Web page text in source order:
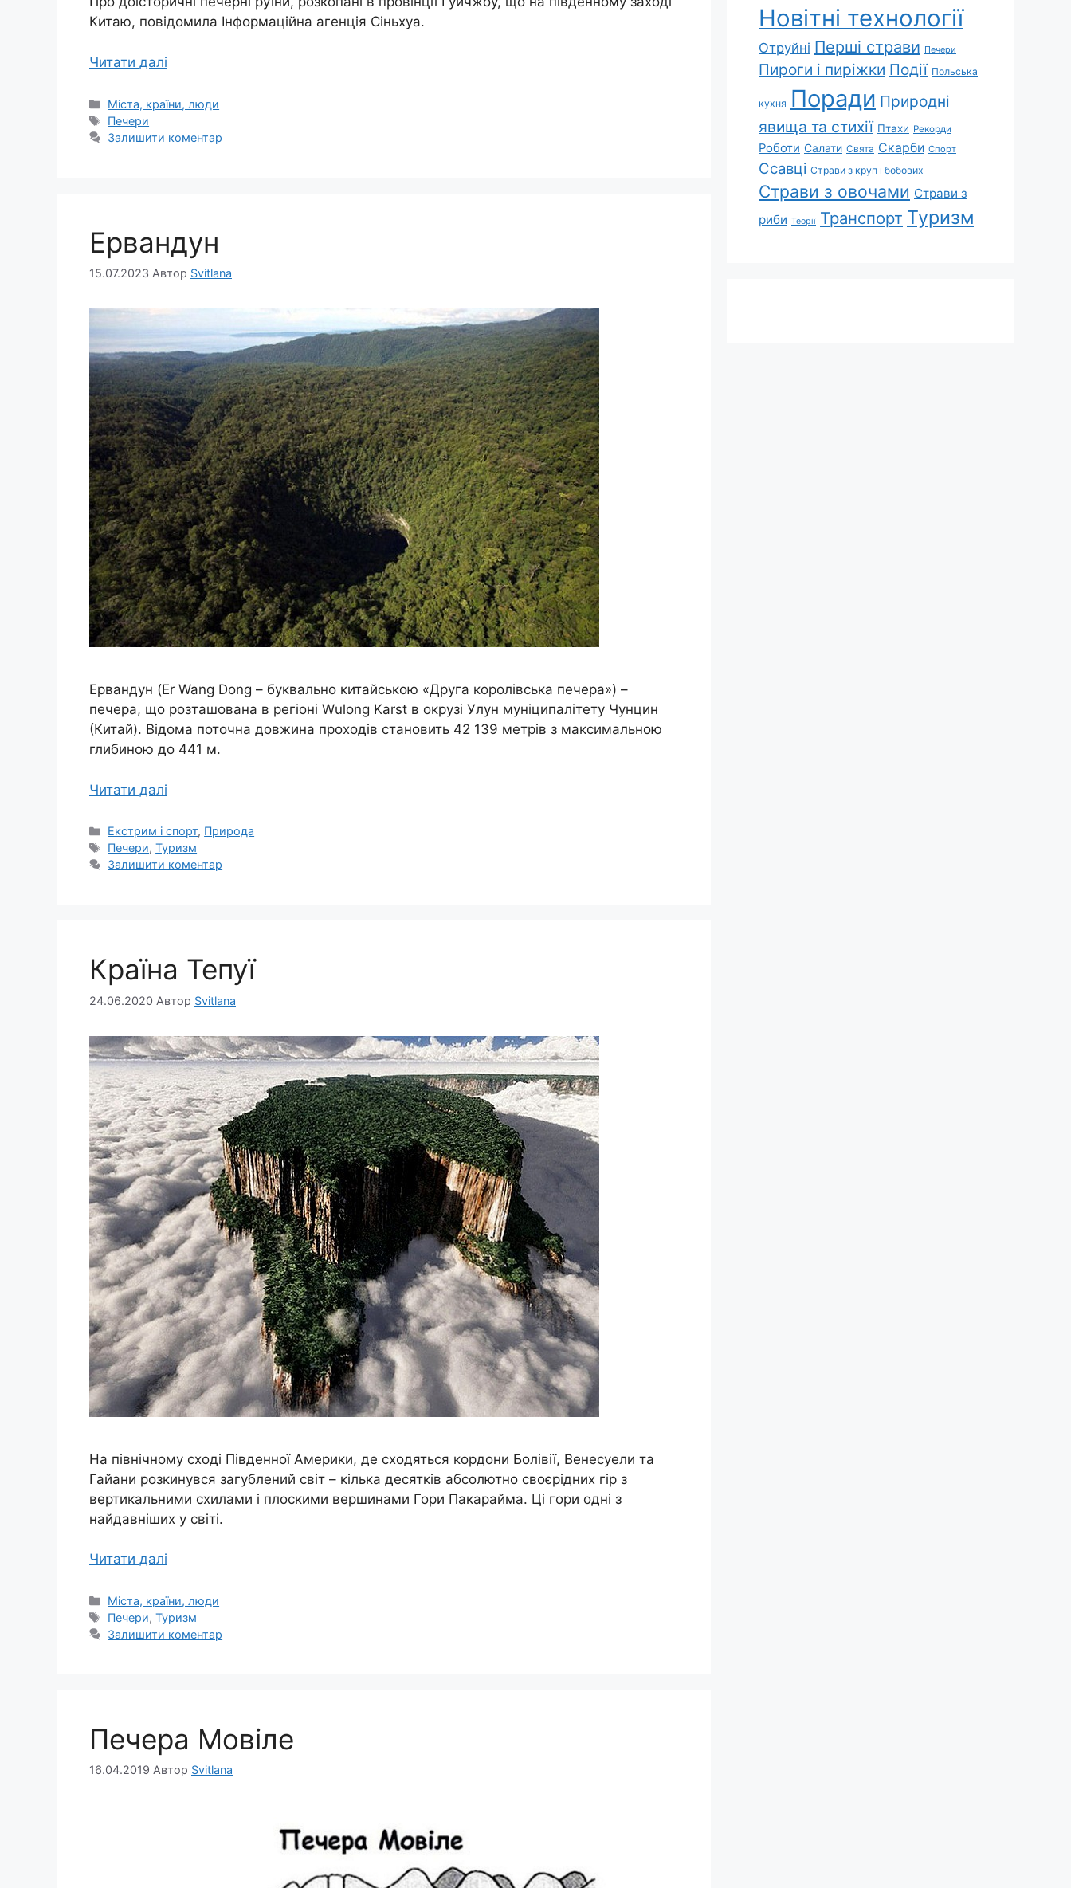
Китаю, повідомила Інформаційна агенція Сіньхуа.
Читати далі
Категорії
Міста, країни, люди
Позначки
Печери
Залишити коментар
Ервандун
15.07.2023 Автор Svitlana
Ервандун (Er Wang Dong – буквально китайською «Друга королівська печера») –
печера, що розташована в регіоні Wulong Karst в окрузі Улун муніципалітету Чунцин
(Китай). Відома поточна довжина проходів становить 42 139 метрів з максимальною
глибиною до 441 м.
Читати далі
Категорії
Екстрим і спорт, Природа
Позначки
Печери,Туризм
Залишити коментар
Країна Тепуї
24.06.2020 Автор Svitlana
На північному сході Південної Америки, де сходяться кордони Болівії, Венесуели та
Гайани розкинувся загублений світ – кілька десятків абсолютно своєрідних гір з
вертикальними схилами і плоскими вершинами Гори Пакарайма. Ці гори одні з
найдавніших у світі.
Читати далі
Категорії
Міста, країни, люди
Позначки
Печери,Туризм
Залишити коментар
Печера Мовіле
16.04.2019 Автор Svitlana
Новітні технології
Отруйні Перші страви Печери
Пироги і пиріжки Події Польська
кухня Поради Природні
явища та стихії Птахи Рекорди
Роботи Салати Свята Скарби Спорт
Ссавці Страви з круп і бобових
Страви з овочами Страви з
риби Теорії Транспорт Туризм